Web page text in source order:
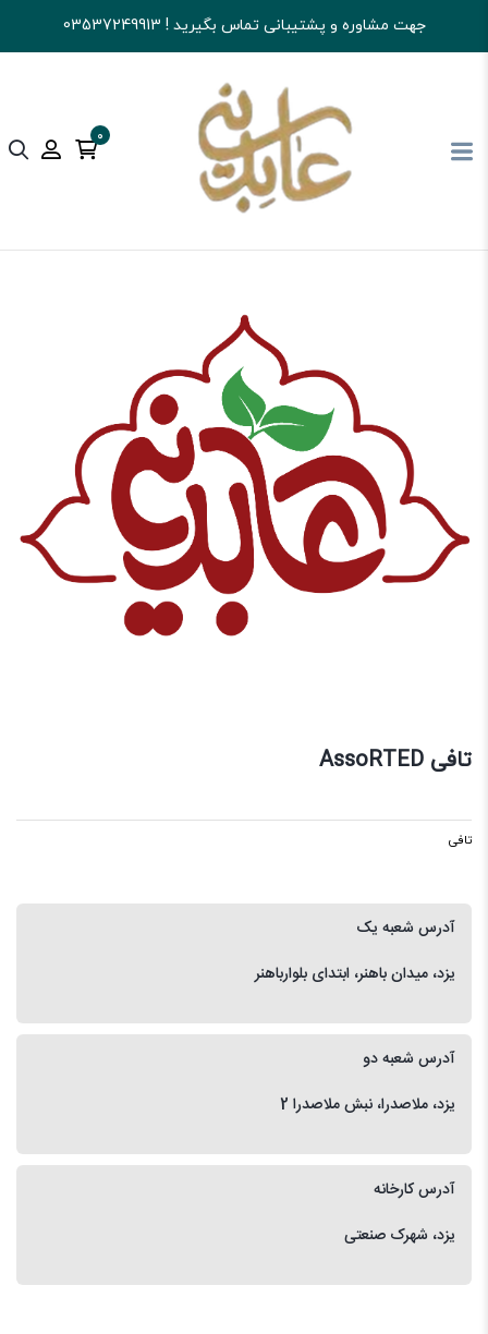
جهت مشاوره و پشتیبانی تماس بگیرید ! 03537249913
0
آجیل و خشکبار عابدینی شکلات تافی
تافی AssoRTED
تافی
آدرس شعبه یک
یزد، میدان باهنر، ابتدای بلوارباهنر
آدرس شعبه دو
یزد، ملاصدرا، نبش ملاصدرا 2
آدرس کارخانه
یزد، شهرک صنعتی